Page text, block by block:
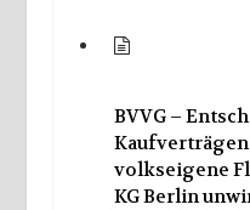
BVVG –
volkseigene
KG Berlin